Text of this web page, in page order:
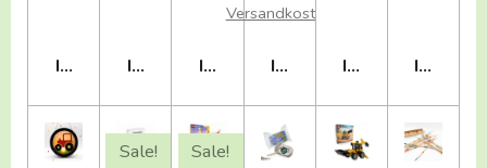
IN DEN WARENKORB
IN DEN WARENKORB
IN DEN WARENKORB
Versandkosten
IN DEN WARENKORB
IN DEN IN DEN
Sale! Sale!